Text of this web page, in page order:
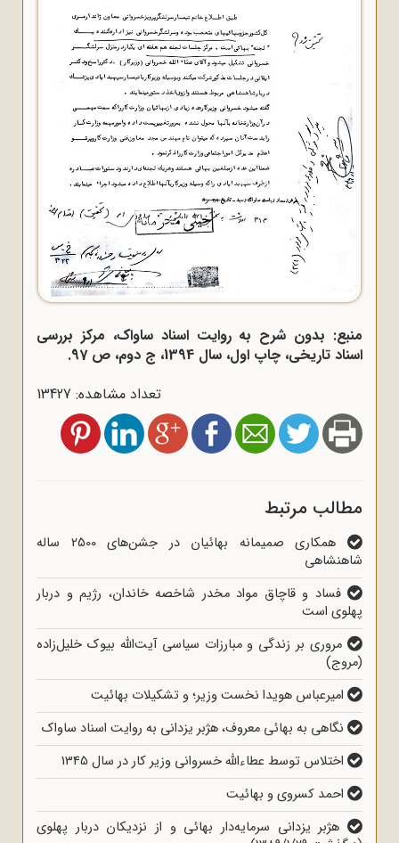
منبع: بدون شرح به روایت اسناد ساواک، مرکز بررسی
اسناد تاریخی، چاپ اول، سال 1394، ج دوم، ص 97.
تعداد مشاهده: 13427
مطالب مرتبط
همکاری صمیمانه بهائیان در جشن‌های 2500 ساله
شاهنشاهی
فساد و قاچاق مواد مخدر شاخصه خاندان، رژیم و دربار
پهلوی است
مروری بر زندگی و مبارزات سیاسی آیت‌الله بیوک خلیل‌زاده
(مروج)
امیرعباس هویدا نخست وزیر؛ و تشکیلات بهائیت
نگاهی به بهائی معروف، هژبر یزدانی به روایت اسناد ساواک
اختلاس توسط عطاءالله خسروانی وزیر کار در سال 1345
احمد کسروی و بهائیت
هژبر یزدانی سرمایه‌دار بهائی و از نزدیکان دربار پهلوی